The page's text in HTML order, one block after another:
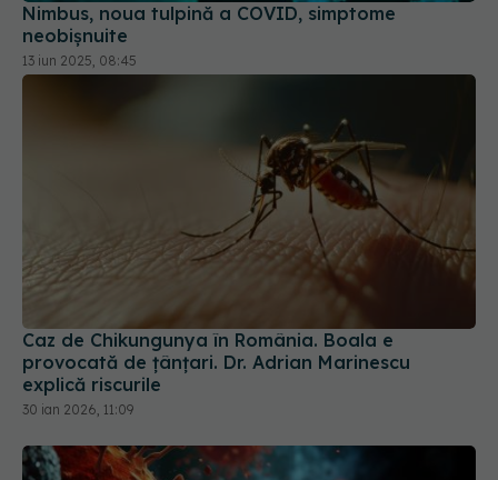
Nimbus, noua tulpină a COVID, simptome
neobișnuite
13 iun 2025, 08:45
Caz de Chikungunya în România. Boala e
provocată de țânțari. Dr. Adrian Marinescu
explică riscurile
30 ian 2026, 11:09